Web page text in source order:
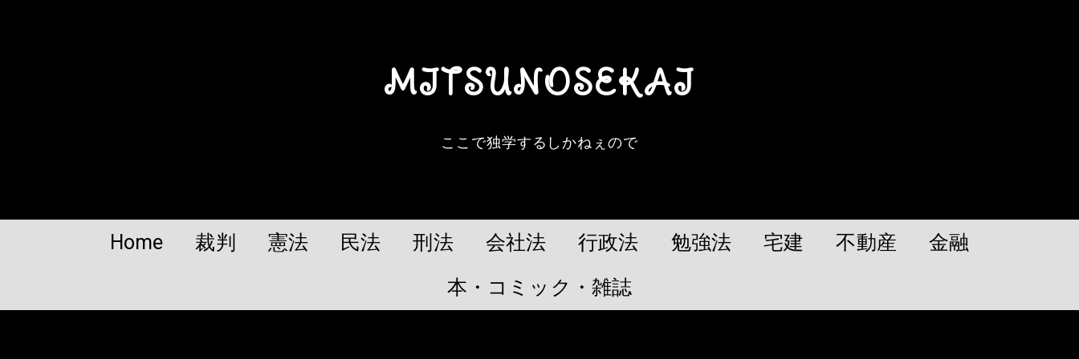
MITSUNOSEKAI
ここで独学するしかねぇので
Home 裁判 憲法 民法 刑法 会社法 行政法 勉強法 宅建 不動産
金融
本・コミック・雑誌